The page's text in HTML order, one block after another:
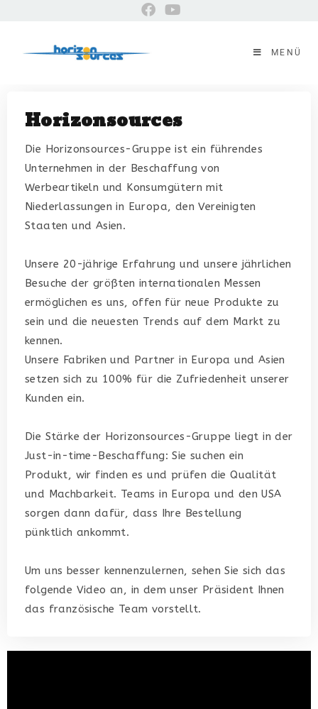
MENÜ
Horizonsources
Die Horizonsources-Gruppe ist ein führendes
Unternehmen in der Beschaffung von
Werbeartikeln und Konsumgütern mit
Niederlassungen in Europa, den Vereinigten
Staaten und Asien.
Unsere 20-jährige Erfahrung und unsere jährlichen
Besuche der größten internationalen Messen
ermöglichen es uns, offen für neue Produkte zu
sein und die neuesten Trends auf dem Markt zu
kennen.
Unsere Fabriken und Partner in Europa und Asien
setzen sich zu 100% für die Zufriedenheit unserer
Kunden ein.
Die Stärke der Horizonsources-Gruppe liegt in der
Just-in-time-Beschaffung: Sie suchen ein
Produkt, wir finden es und prüfen die Qualität
und Machbarkeit. Teams in Europa und den USA
sorgen dann dafür, dass Ihre Bestellung
pünktlich ankommt.
Um uns besser kennenzulernen, sehen Sie sich das
folgende Video an, in dem unser Präsident Ihnen
das französische Team vorstellt.